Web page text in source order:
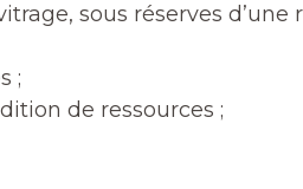
sous réserves d’une
;
de ressources ;